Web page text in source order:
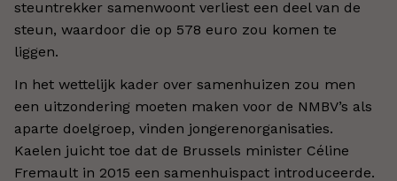
steuntrekker samenwoont verliest een deel van de
steun, waardoor die op 578 euro zou komen te
liggen.
In het wettelijk kader over samenhuizen zou men
een uitzondering moeten maken voor de NMBV’s als
aparte doelgroep, vinden jongerenorganisaties.
Kaelen juicht toe dat de Brussels minister Céline
Fremault in 2015 een samenhuispact introduceerde.